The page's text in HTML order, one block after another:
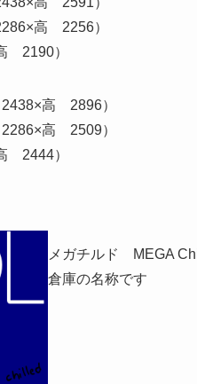
高 2256）
2190）
高 2896）
高 2509）
2444）
メガチルド MEGA
倉庫の名称です